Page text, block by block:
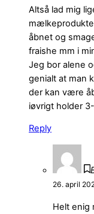
Altså lad mig
åbnet og
fraishe mm i
Jeg bor alene
genialt at man
der kan være
iøvrigt holder
Reply
26. april
Helt enig